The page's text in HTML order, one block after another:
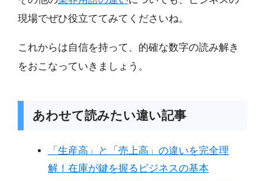
現場でぜひ役立ててみてくださいね。
これからは自信を持って、的確な数字の読み解き
をおこなっていきましょう。
あわせて読みたい違い記事
「生産高」と「売上高」の違いを完全理
解！在庫が鍵を握るビジネスの基本